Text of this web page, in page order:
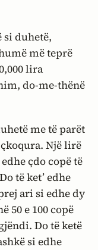
si duhetë,
më teprë
lira
do-me-thënë
me të parët
Një lirë
çdo copë të
të ket’ edhe
ari si edhe dy
50 e 100 copë
Do të ketë
si edhe